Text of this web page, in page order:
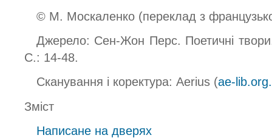
© М. Москаленко (переклад з
Джерело: Сен-Жон Перс. Поетичні
С.: 14-48.
Сканування і коректура: Aerius (ae-
Зміст
Написане на дверях